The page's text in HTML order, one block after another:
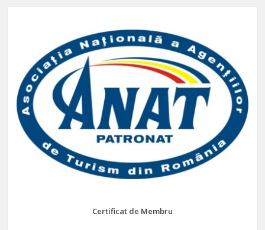
Certificat de Membru